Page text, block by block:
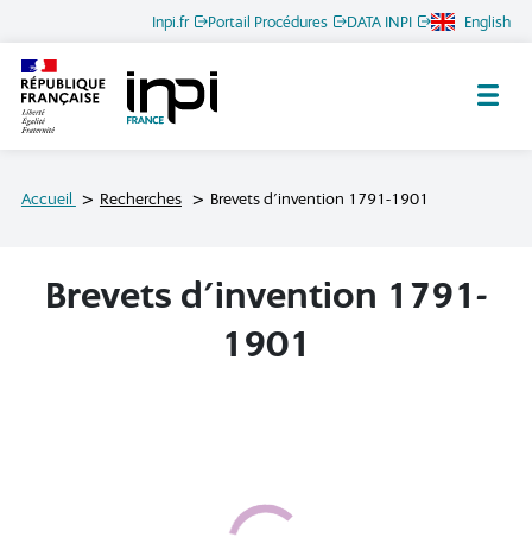
Inpi.fr Portail Procédures DATA INPI English
Accueil Recherches Brevets d'invention 1791-1901
Brevets d'invention 1791-
1901